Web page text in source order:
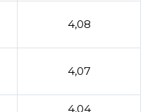
4,08
4,07
4,04